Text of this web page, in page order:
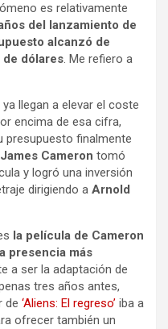
es relativamente
del lanzamiento de
alcanzó de
dólares. Me refiero a
llegan a elevar el coste
encima de esa cifra,
presupuesto finalmente
James Cameron tomó
y logró una inversión
dirigiendo a Arnold
la película de Cameron
presencia más
a ser la adaptación de
tres años antes,
de ‘Aliens: El regreso’ iba a
ofrecer también un